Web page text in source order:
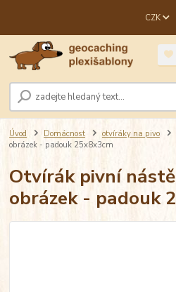
CZK
Úvod Domácnost otvíráky na pivo
obrázek - padouk 25x8x3cm
Otvírák pivní
obrázek - padouk